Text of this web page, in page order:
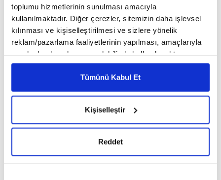
toplumu hizmetlerinin sunulması amacıyla
kullanılmaktadır. Diğer çerezler, sitemizin daha işlevsel
kılınması ve kişiselleştirilmesi ve sizlere yönelik
reklam/pazarlama faaliyetlerinin yapılması, amaçlarıyla
sınırlı olarak açık rızanız dahilinde kullanılacaktır.
Çerezlere ilişkin tercihlerinizi çerez paneli vasıtasıyla
belirleyebilirsiniz. Çerezlere ilişkin detaylı bilgi için
Ayarlar butonuna tıklayabilir,
6698 sayılı Kişisel Verilerin Korunması Kanunu uyarınca
hazırlanmış olan İnternet Sitesi Aydınlatma Metnimizi
Tümünü Kabul Et
Kişiselleştir
Reddet
Do you own this website? OK